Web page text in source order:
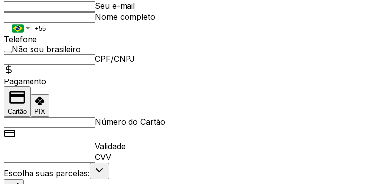
Seu e-mail
Nome completo
Telefone
Não sou brasileiro
CPF/CNPJ
Pagamento
Cartão PIX
Número do Cartão
Validade
CVV
Escolha suas parcelas: